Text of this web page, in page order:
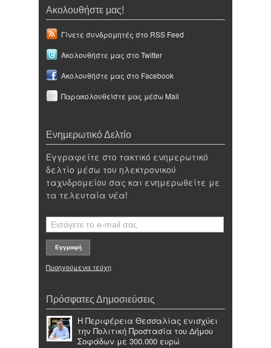
Ακολουθήστε μας!
Γίνετε συνδρομητές στο RSS Feed
Ακολουθήστε μας στο Twitter
Ακολουθήστε μας στο Facebook
Παρακολουθείστε μας μέσω Mail
Ενημερωτικό Δελτίο
Εγγραφείτε στο τακτικό ενημερωτικό
δελτίο μέσω του ηλεκτρονικού
ταχυδρομείου σας και ενημερωθείτε με
τα τελευταία νέα!
Προηγούμενα τεύχη
Πρόσφατες Δημοσιεύσεις
Η Περιφέρεια Θεσσαλίας ενισχύει
την Πολιτική Προστασία του Δήμου
Σοφάδων με 300.000 ευρώ